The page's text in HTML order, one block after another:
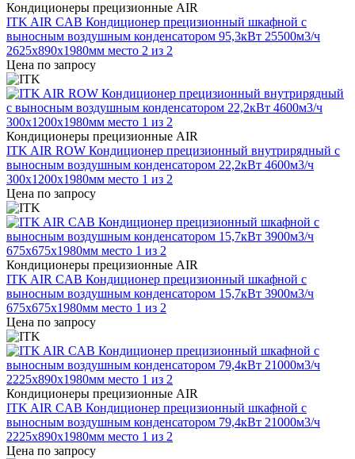
Кондиционеры прецизионные AIR
ITK AIR CAB Кондиционер прецизионный шкафной с
выносным воздушным конденсатором 95,3кВт 25500м3/ч
2625х890х1980мм место 2 из 2
Цена по запросу
Кондиционеры прецизионные AIR
ITK AIR ROW Кондиционер прецизионный внутрирядный с
выносным воздушным конденсатором 22,2кВт 4600м3/ч
300х1200х1980мм место 1 из 2
Цена по запросу
Кондиционеры прецизионные AIR
ITK AIR CAB Кондиционер прецизионный шкафной с
выносным воздушным конденсатором 15,7кВт 3900м3/ч
675х675х1980мм место 1 из 2
Цена по запросу
Кондиционеры прецизионные AIR
ITK AIR CAB Кондиционер прецизионный шкафной с
выносным воздушным конденсатором 79,4кВт 21000м3/ч
2225х890х1980мм место 1 из 2
Цена по запросу